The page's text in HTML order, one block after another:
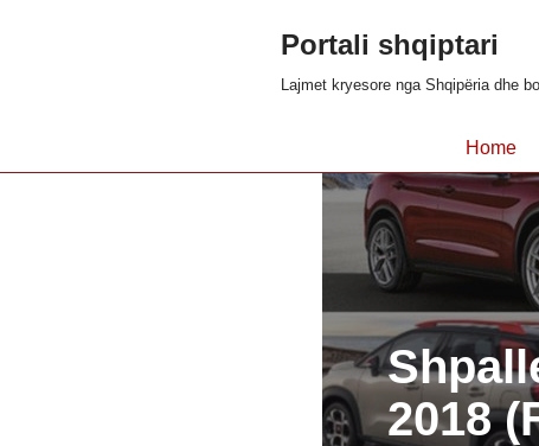
Portali shqiptari
Lajmet kryesore nga Shqipëria dhe
Home
2018